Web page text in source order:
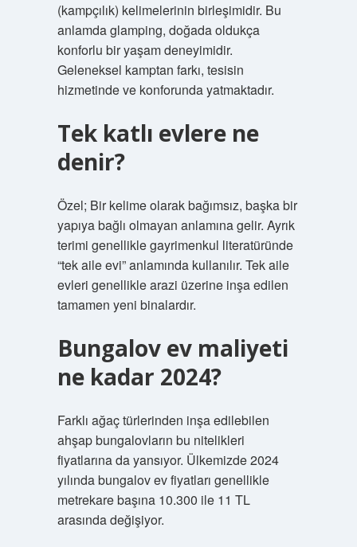
(kampçılık) kelimelerinin birleşimidir. Bu
anlamda glamping, doğada oldukça
konforlu bir yaşam deneyimidir.
Geleneksel kamptan farkı, tesisin
hizmetinde ve konforunda yatmaktadır.
Tek katlı evlere ne
denir?
Özel; Bir kelime olarak bağımsız, başka bir
yapıya bağlı olmayan anlamına gelir. Ayrık
terimi genellikle gayrimenkul literatüründe
“tek aile evi” anlamında kullanılır. Tek aile
evleri genellikle arazi üzerine inşa edilen
tamamen yeni binalardır.
Bungalov ev maliyeti
ne kadar 2024?
Farklı ağaç türlerinden inşa edilebilen
ahşap bungalovların bu nitelikleri
fiyatlarına da yansıyor. Ülkemizde 2024
yılında bungalov ev fiyatları genellikle
metrekare başına 10.300 ile 11 TL
arasında değişiyor.